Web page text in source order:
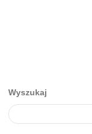
Wyszukaj